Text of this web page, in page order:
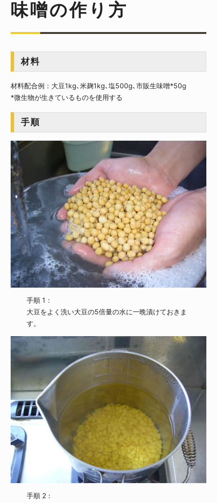
味噌の作り方
材料
材料配合例：大豆1kg､米麹1kg､塩500g､市販生味噌*50g
*微生物が生きているものを使用する
手順
手順 1：
大豆をよく洗い大豆の5倍量の水に一晩漬けておきま
す。
手順 2：